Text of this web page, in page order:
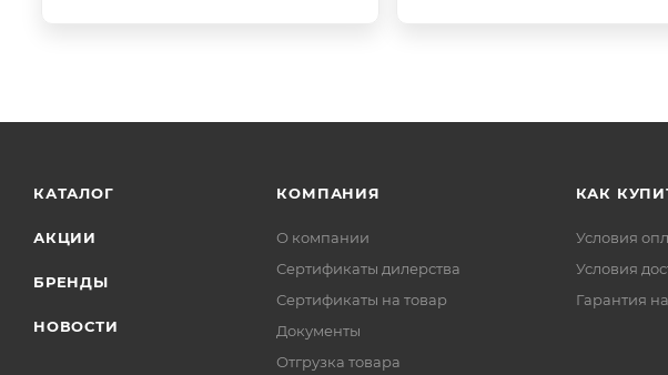
КАТАЛОГ
АКЦИИ
БРЕНДЫ
НОВОСТИ
КОМПАНИЯ
О компании
Сертификаты дилерства
Сертификаты на товар
Документы
Отгрузка товара
КАК
Условия
Условия
Гарантия